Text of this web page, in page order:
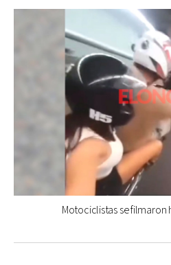
Motociclistas se filmaron